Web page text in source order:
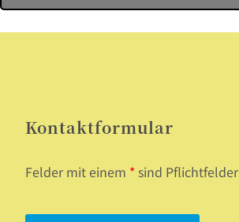
Kontaktformular
Felder mit einem *sind Pflichtfelder